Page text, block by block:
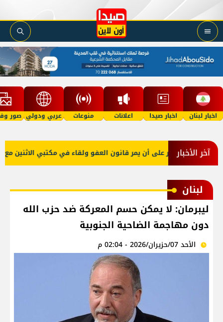
اخبار لبنان اخبار صيدا اعلانات منوعات عربي ودولي صور
آخر الأخبار
بو صعب: إصرار على أن يمر قانون العفو ولقاء في مكتبي الاثنين مع
لبنان
ليبرمان: لا يمكن حسم المعركة ضد حزب الله
دون مهاجمة الضاحية الجنوبية
الأحد 07/حزيران/2026 - 02:04 م